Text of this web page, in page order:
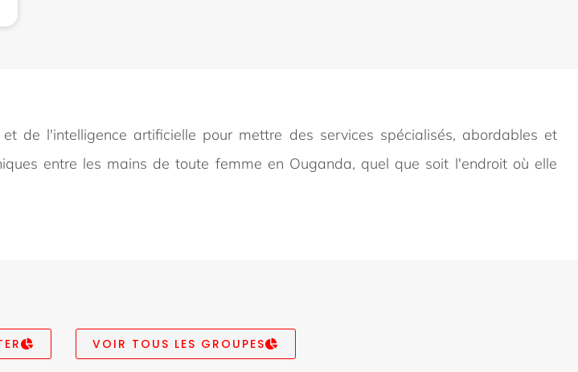
de l'intelligence artificielle pour mettre des services spécialisés, abordables et
entre les mains de toute femme en Ouganda, quel que soit l'endroit où elle
VOIR TOUS LES GROUPES